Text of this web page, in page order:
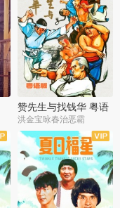
赞先生与找钱华 粤语
版
洪金宝咏春治恶霸